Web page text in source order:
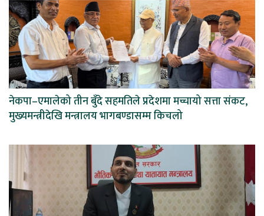
नेकपा–एमालेको तीन बुँदे सहमतिले प्रदेशमा मच्चायो सत्ता संकट,
मुख्यमन्त्रीदेखि मन्त्रालय भागबण्डासम्म किचलो